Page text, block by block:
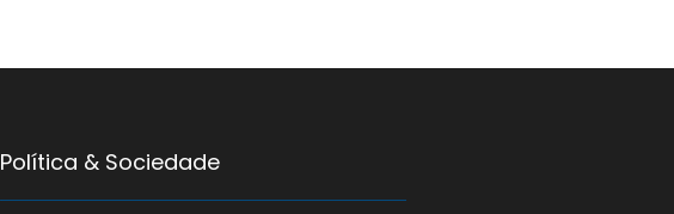
Política & Sociedade